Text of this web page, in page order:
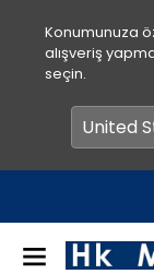
Konumunuza
alışveriş
seçin.